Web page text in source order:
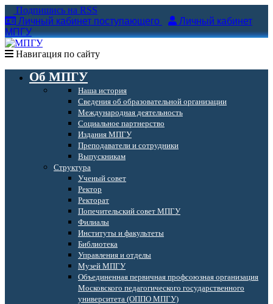
Подпишись на RSS
Личный кабинет поступающего
Личный кабинет
МПГУ
Навигация по сайту
Об МПГУ
Наша история
Сведения об образовательной организации
Международная деятельность
Социальное партнерство
Издания МПГУ
Преподаватели и сотрудники
Выпускникам
Структура
Ученый совет
Ректор
Ректорат
Попечительский совет МПГУ
Филиалы
Институты и факультеты
Библиотека
Управления и отделы
Музей МПГУ
Объединенная первичная профсоюзная организация
Московского педагогического государственного
университета (ОППО МПГУ)